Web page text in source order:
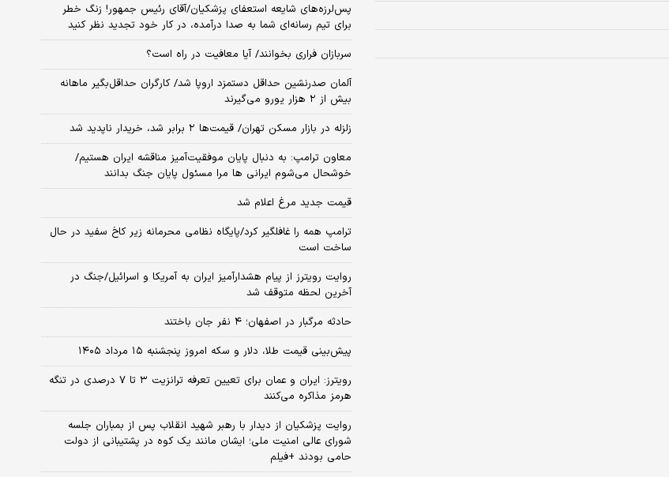
پس‌لرزه‌های شایعه استعفای پزشکیان/آقای رئیس جمهور! زنگ خطر
برای تیم رسانه‌ای شما به صدا درآمده، در کار خود تجدید نظر کنید
سربازان فراری بخوانند/ آیا معافیت در راه است؟
آلمان صدرنشین حداقل دستمزد اروپا شد/ کارگران حداقل‌بگیر ماهانه
بیش از ۲ هزار یورو می‌گیرند
زلزله در بازار مسکن تهران/ قیمت‌ها ۲ برابر شد، خریدار ناپدید شد
معاون ترامپ: به دنبال پایان موفقیت‌آمیز مناقشه ایران هستیم/
خوشحال می‌شوم ایرانی ها مرا مسئول پایان جنگ بدانند
قیمت جدید مرغ اعلام شد
ترامپ همه را غافلگیر کرد/پایگاه نظامی محرمانه زیر کاخ سفید در حال
ساخت است
روایت رویترز از پیام هشدارآمیز ایران به آمریکا و اسرائیل/جنگ در
آخرین لحظه متوقف شد
حادثه مرگبار در اصفهان؛ ۴ نفر جان باختند
پیش‌بینی قیمت طلا، دلار و سکه امروز پنجشنبه ۱۵ مرداد ۱۴۰۵
رویترز: ایران و عمان برای تعیین تعرفه ترانزیت ۳ تا ۷ درصدی در تنگه
هرمز مذاکره می‌کنند
روایت پزشکیان از دیدار با رهبر شهید انقلاب پس از بمباران جلسه
شورای عالی امنیت ملی؛ ایشان مانند یک کوه در پشتیبانی از دولت
حامی بودند +فیلم